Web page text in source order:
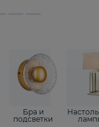
Бра и
подсветки